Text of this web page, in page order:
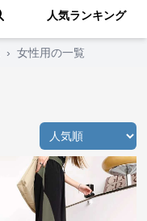
人気ランキング
› 女性用の一覧